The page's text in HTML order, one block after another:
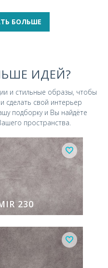
БОЛЬШЕ
ИДЕЙ?
и стильные образы, чтобы
сделать свой интерьер
подборку и Вы найдёте
пространства.
230